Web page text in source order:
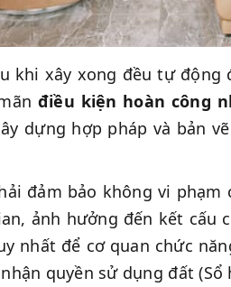
khi xây xong đều tự động
điều kiện hoàn công
dựng hợp pháp và bản
đảm bảo không vi
ảnh hưởng đến kết cấu
nhất để cơ quan chức
quyền sử dụng đất